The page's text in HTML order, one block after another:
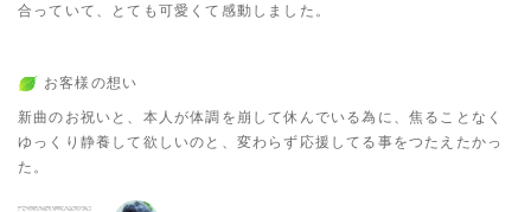
合っていて、とても可愛くて感動しました。
お客様の想い
新曲のお祝いと、本人が体調を崩して休んでいる為に、焦ることなく
ゆっくり静養して欲しいのと、変わらず応援してる事をつたえたかっ
た。